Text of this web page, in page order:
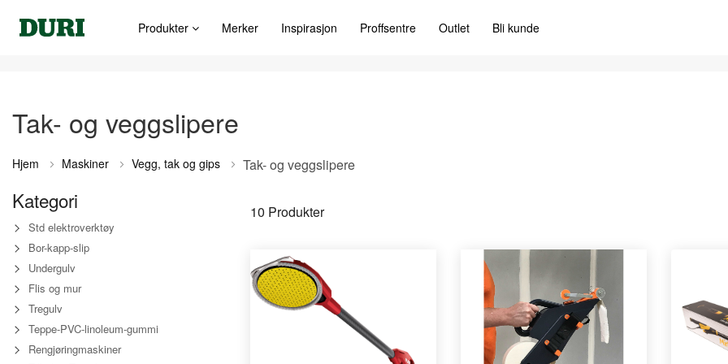
Produkter Merker Inspirasjon Proffsentre Outlet Bli kunde
Tak- og veggslipere
Hjem Maskiner Vegg, tak og gips Tak- og veggslipere
10 Produkter
Kategori
Std elektroverktøy
Bor-kapp-slip
Undergulv
Flis og mur
Tregulv
Teppe-PVC-linoleum-gummi
Rengjøringmaskiner